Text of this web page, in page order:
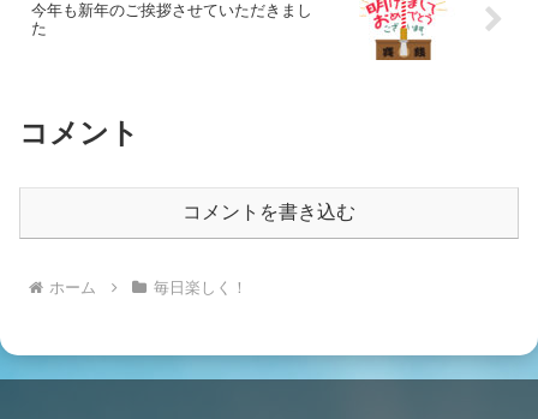
今年も新年のご挨拶させていただきまし
た
コメント
コメントを書き込む
ホーム 毎日楽しく！